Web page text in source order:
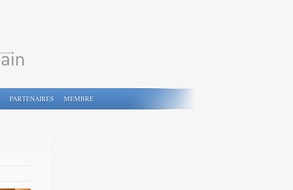
PARTENAIRES MEMBRE